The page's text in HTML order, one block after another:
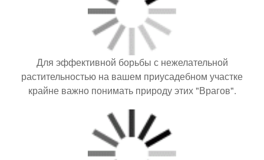
Для эффективной борьбы с нежелательной
растительностью на вашем приусадебном участке
крайне важно понимать природу этих "Врагов".